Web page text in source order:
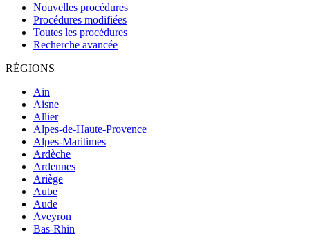
Nouvelles procédures
Procédures modifiées
Toutes les procédures
Recherche avancée
RÉGIONS
Ain
Aisne
Allier
Alpes-de-Haute-Provence
Alpes-Maritimes
Ardèche
Ardennes
Ariège
Aube
Aude
Aveyron
Bas-Rhin